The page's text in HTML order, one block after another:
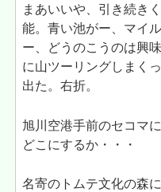
まあいいや、引き続き
能。青い池がー、マイ
ー、どうのこうのは興
に山ツーリングしまく
出た。右折。
旭川空港手前のセコマ
どこにするか・・・
名寄のトムテ文化の森